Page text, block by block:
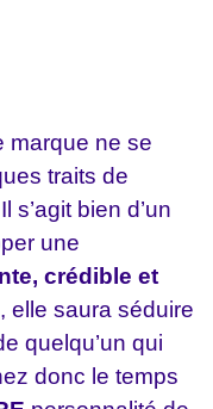
marque ne se
traits de
bien d’un
une
crédible et
elle saura séduire
quelqu’un qui
donc le temps